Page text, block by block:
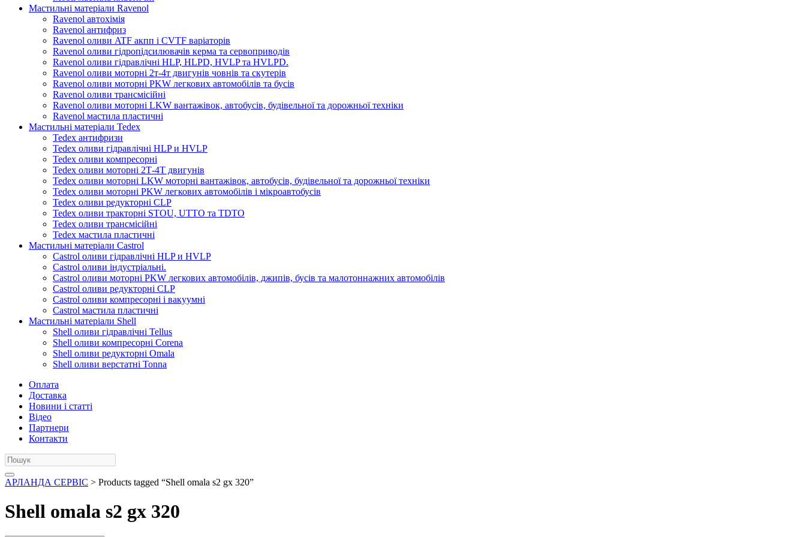
Мастильні матеріали Ravenol
Ravenol автохімія
Ravenol антифриз
Ravenol оливи ATF акпп і CVTF варіаторів
Ravenol оливи гідропідсилювачів керма та сервоприводів
Ravenol оливи гідравлічні HLP, HLPD, HVLP та HVLPD.
Ravenol оливи моторні 2т-4т двигунів човнів та скутерів
Ravenol оливи моторні PKW легкових автомобілів та бусів
Ravenol оливи трансмісійні
Ravenol оливи моторні LKW вантажівок, автобусів, будівельної та дорожньої техніки
Ravenol мастила пластичні
Мастильні матеріали Tedex
Tedex антифризи
Tedex оливи гідравлічні HLP и HVLP
Tedex оливи компресорні
Tedex оливи моторні 2Т-4Т двигунів
Tedex оливи моторні LKW моторні вантажівок, автобусів, будівельної та дорожньої техніки
Tedex оливи моторні PKW легкових автомобілів і мікроавтобусів
Tedex оливи редукторні CLP
Tedex оливи тракторні STOU, UTTO та TDTO
Tedex оливи трансмісійні
Tedex мастила пластичні
Мастильні матеріали Castrol
Castrol оливи гідравлічні HLP и HVLP
Castrol оливи індустріальні.
Castrol оливи моторні PKW легкових автомобілів, джипів, бусів та малотоннажних автомобілів
Castrol оливи редукторні CLP
Castrol оливи компресорні і вакуумні
Castrol мастила пластичні
Мастильні матеріали Shell
Shell оливи гідравлічні Tellus
Shell оливи компресорні Corena
Shell оливи редукторні Omala
Shell оливи верстатні Tonna
Оплата
Доставка
Новини і статті
Відео
Партнери
Контакти
АРЛАНДА СЕРВІС > Products tagged “Shell omala s2 gx 320”
Shell omala s2 gx 320